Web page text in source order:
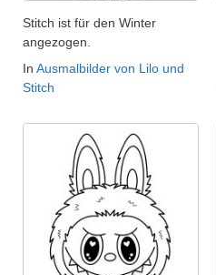
Stitch ist für den Winter
angezogen.
In Ausmalbilder von Lilo und
Stitch